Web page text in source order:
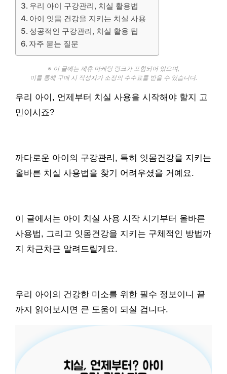
우리 아이 구강관리, 치실 활용법
아이 잇몸 건강을 지키는 치실 사용
성공적인 구강관리, 치실 활용 팁
자주 묻는 질문
※ 이 글에는 제휴 마케팅 링크가 포함되어 있으며,
이를 통해 구매 시 작성자가 소정의 수수료를 받을 수 있습니다.
우리 아이, 언제부터 치실 사용을 시작해야 할지 고
민이시죠?
까다로운 아이의 구강관리, 특히 잇몸건강을 지키는
올바른 치실 사용법을 찾기 어려우셨을 거예요.
이 글에서는 아이 치실 사용 시작 시기부터 올바른
사용법, 그리고 잇몸건강을 지키는 구체적인 방법까
지 차근차근 알려드릴게요.
우리 아이의 건강한 미소를 위한 필수 정보이니 끝
까지 읽어보시면 큰 도움이 되실 겁니다.